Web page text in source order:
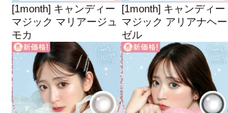
[1month] キャンディー
マジック マリアージュ
モカ
[1month] キャンディー
マジック アリアナヘー
ゼル